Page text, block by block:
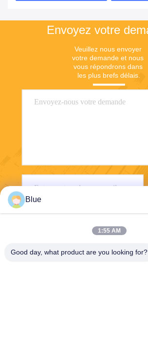
Envoyez votre
Veuillez nous envoyer
votre demande et nous
vous répondrons dans
les plus brefs délais.
Blue
1:55 AM
Good day, what product are you looking for?